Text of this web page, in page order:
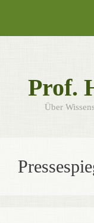
springen
Prof.
Über